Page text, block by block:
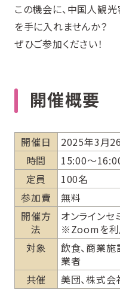
この機会に、中国人観
を手に入れませんか？
ぜひご参加ください！
開催概要
開催日
2025年3月26
時間
15:00〜
定員
100名
参加費
無料
開催方
法
オンラインセ
※Zoomを利
対象
飲食、商業施
業者
共催
美団、株式